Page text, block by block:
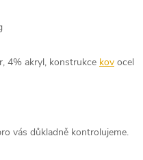
4% akryl, konstrukce kov ocel
vás důkladně kontrolujeme.